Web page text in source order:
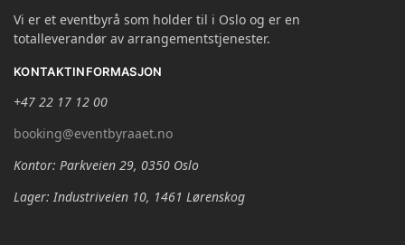
Vi er et eventbyrå som holder til i Oslo og er en
totalleverandør av arrangementstjenester.
KONTAKTINFORMASJON
+47 22 17 12 00
booking@eventbyraaet.no
Kontor: Parkveien 29, 0350 Oslo
Lager: Industriveien 10, 1461 Lørenskog